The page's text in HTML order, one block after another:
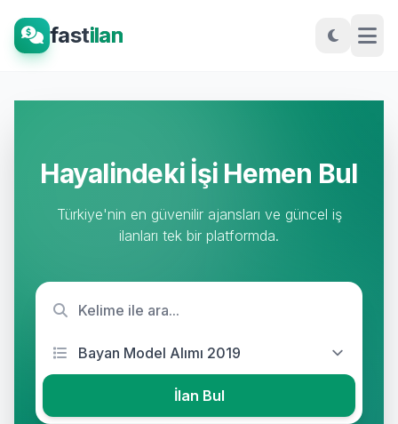
fastilan
Hayalindeki İşi Hemen Bul
Türkiye'nin en güvenilir ajansları ve güncel iş
ilanları tek bir platformda.
İlan Bul